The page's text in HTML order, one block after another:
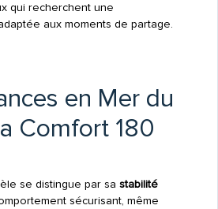
qui recherchent une
aux moments de partage.
en Mer du
Comfort 180
se distingue par sa stabilité
sécurisant, même